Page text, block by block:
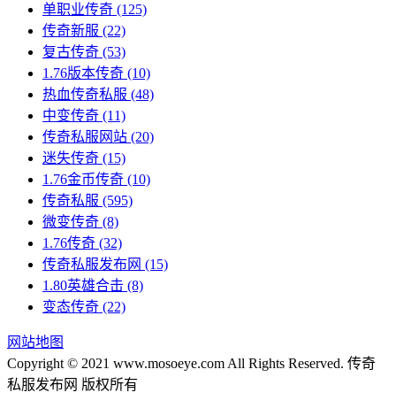
单职业传奇 (125)
传奇新服 (22)
复古传奇 (53)
1.76版本传奇 (10)
热血传奇私服 (48)
中变传奇 (11)
传奇私服网站 (20)
迷失传奇 (15)
1.76金币传奇 (10)
传奇私服 (595)
微变传奇 (8)
1.76传奇 (32)
传奇私服发布网 (15)
1.80英雄合击 (8)
变态传奇 (22)
网站地图
Copyright © 2021 www.mosoeye.com All Rights Reserved. 传奇
私服发布网 版权所有